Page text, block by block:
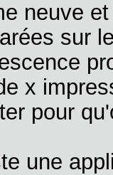
neuve
sur
x
pour
une